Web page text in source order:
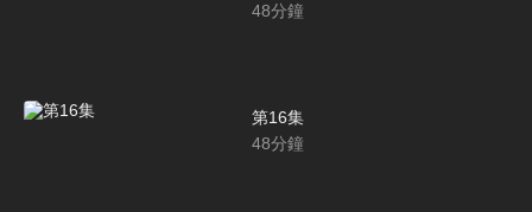
48分鐘
第16集
48分鐘